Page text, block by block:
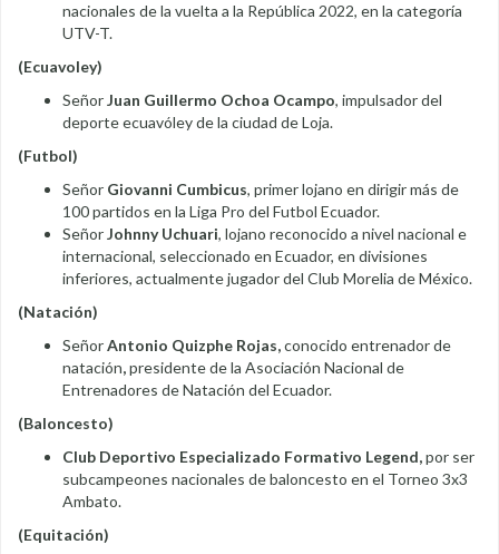
nacionales de la vuelta a la República 2022, en la categoría
UTV-T.
(Ecuavoley)
SeñorJuan Guillermo Ochoa Ocampo, impulsador del
deporte ecuavóley de la ciudad de Loja.
(Futbol)
Señor Giovanni Cumbicus, primer lojano en dirigir más de
100 partidos en la Liga Pro del Futbol Ecuador.
SeñorJohnny Uchuari, lojano reconocido a nivel nacional e
internacional, seleccionado en Ecuador, en divisiones
inferiores, actualmente jugador del Club Morelia de México.
(Natación)
SeñorAntonio Quizphe Rojas,conocido entrenador de
natación,presidente de la Asociación Nacional de
Entrenadores de Natación del Ecuador.
(Baloncesto)
Club Deportivo Especializado Formativo Legend,por ser
subcampeones nacionales de baloncesto en el Torneo 3x3
Ambato.
(Equitación)